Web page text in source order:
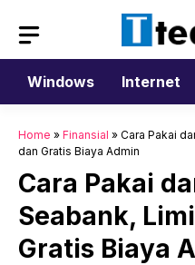
isi
Windows
Internet
Home » Finansial » Cara Pakai
dan Gratis Biaya Admin
Cara Pakai
Seabank,
Gratis Biaya